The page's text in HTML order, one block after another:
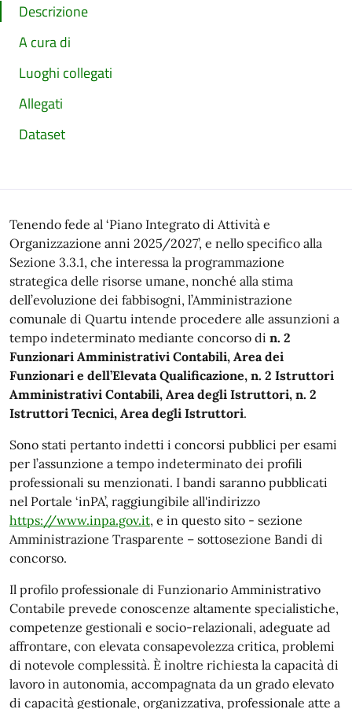
Descrizione
A cura di
Luoghi collegati
Allegati
Dataset
Tenendo fede al ‘Piano Integrato di Attività e
Organizzazione anni 2025/2027’, e nello specifico alla
Sezione 3.3.1, che interessa la programmazione
strategica delle risorse umane, nonché alla stima
dell’evoluzione dei fabbisogni, l’Amministrazione
comunale di Quartu intende procedere alle assunzioni a
tempo indeterminato mediante concorso di n. 2
Funzionari Amministrativi Contabili, Area dei
Funzionari e dell’Elevata Qualificazione, n. 2 Istruttori
Amministrativi Contabili, Area degli Istruttori, n. 2
Istruttori Tecnici, Area degli Istruttori.
Sono stati pertanto indetti i concorsi pubblici per esami
per l’assunzione a tempo indeterminato dei profili
professionali su menzionati. I bandi saranno pubblicati
nel Portale ‘inPA’, raggiungibile all'indirizzo
https://www.inpa.gov.it, e in questo sito - sezione
Amministrazione Trasparente – sottosezione Bandi di
concorso.
Il profilo professionale di Funzionario Amministrativo
Contabile prevede conoscenze altamente specialistiche,
competenze gestionali e socio-relazionali, adeguate ad
affrontare, con elevata consapevolezza critica, problemi
di notevole complessità. È inoltre richiesta la capacità di
lavoro in autonomia, accompagnata da un grado elevato
di capacità gestionale, organizzativa, professionale atte a